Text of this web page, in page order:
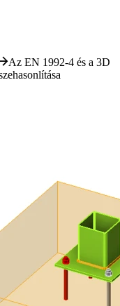
Az EN 1992-4 és a 3D